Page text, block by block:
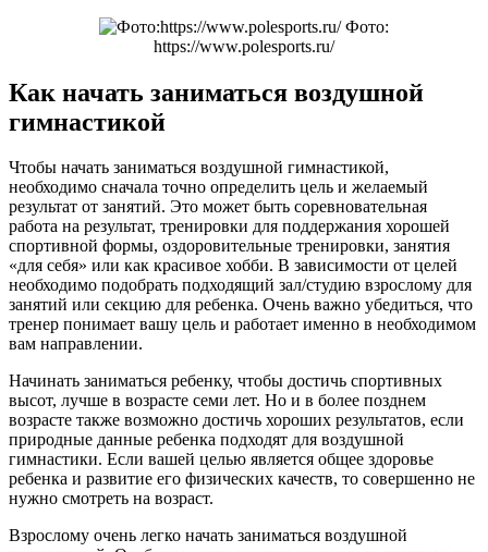
Фото:
https://www.polesports.ru/
Как начать заниматься воздушной
гимнастикой
Чтобы начать заниматься воздушной гимнастикой,
необходимо сначала точно определить цель и желаемый
результат от занятий. Это может быть соревновательная
работа на результат, тренировки для поддержания хорошей
спортивной формы, оздоровительные тренировки, занятия
«для себя» или как красивое хобби. В зависимости от целей
необходимо подобрать подходящий зал/студию взрослому для
занятий или секцию для ребенка. Очень важно убедиться, что
тренер понимает вашу цель и работает именно в необходимом
вам направлении.
Начинать заниматься ребенку, чтобы достичь спортивных
высот, лучше в возрасте семи лет. Но и в более позднем
возрасте также возможно достичь хороших результатов, если
природные данные ребенка подходят для воздушной
гимнастики. Если вашей целью является общее здоровье
ребенка и развитие его физических качеств, то совершенно не
нужно смотреть на возраст.
Взрослому очень легко начать заниматься воздушной